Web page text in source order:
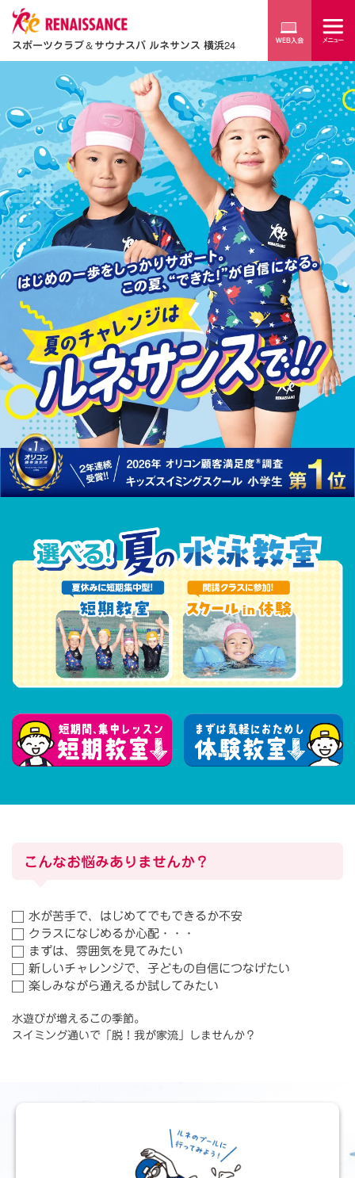
スポーツクラブ＆サウナスパ ルネサンス 横浜24
じ
め
の
一
歩
を
し
っ
か
り
サ
ポ
ト
の
チ
ャ
レ
ン
ジ
は
ル
ネ
サ
ン
ス
こんなお悩みありませんか？
水が苦手で、はじめてでもできるか不安
クラスになじめるか心配・・・
まずは、雰囲気を見てみたい
新しいチャレンジで、子どもの自信につなげたい
楽しみながら通えるか試してみたい
水遊びが増えるこの季節。
スイミング通いで「脱！我が家流」しませんか？